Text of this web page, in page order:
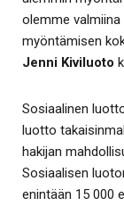
olemme
myöntämisen
Jenni Kiviluoto
Sosiaalinen
luotto
hakijan
Sosiaalisen
enintään 15 000